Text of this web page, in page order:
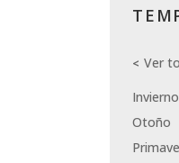
Ver
Invierno
Otoño